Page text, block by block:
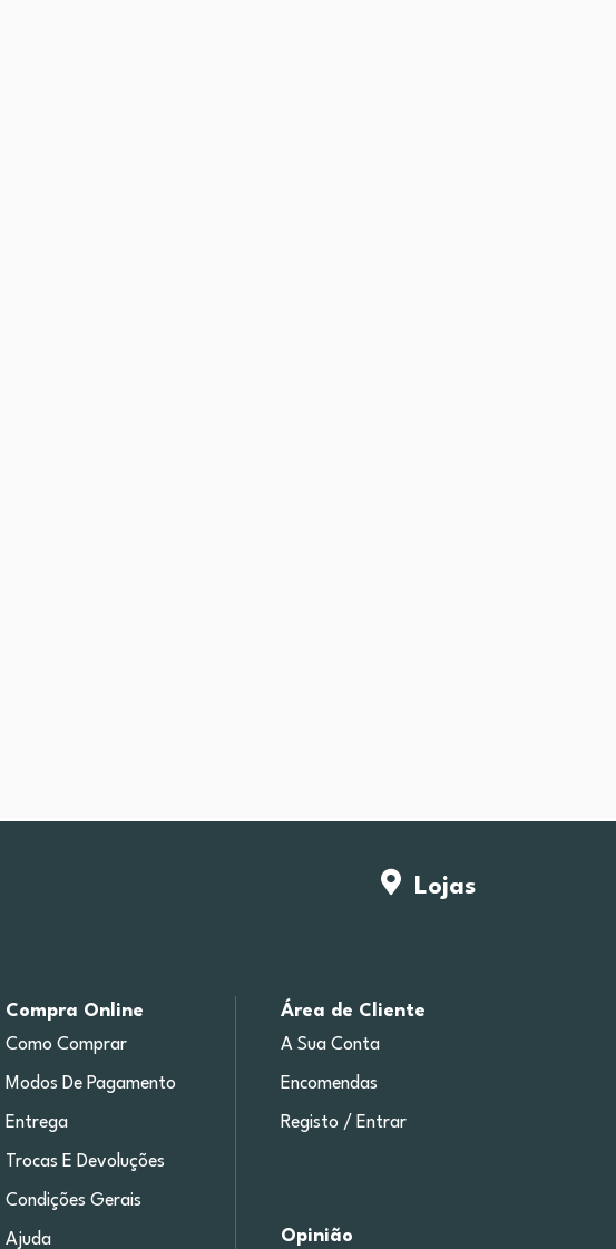
Lojas
Compra Online
Como Comprar
Modos De Pagamento
Entrega
Trocas E Devoluções
Condições Gerais
Ajuda
Área de Cliente
A Sua Conta
Encomendas
Registo / Entrar
Opinião